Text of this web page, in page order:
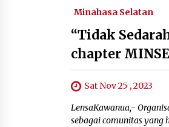
Minahasa Selatan
“Tidak
chapter
Sat Nov 25 , 2023
LensaKawanua,-
sebagai comunitas yang